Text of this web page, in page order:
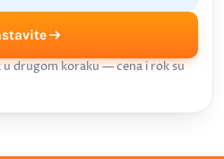
drugom koraku — cena i rok su